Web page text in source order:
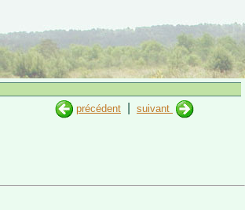
précédent suivant